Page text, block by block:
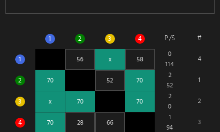
1 2 3 4 P/S #
1
0
114
4
2
2
52
1
3
2
0
2
4
1
94
3